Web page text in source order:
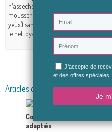
n'asseche pas et à une consistance
mousser tout le visage. Le soir il
yeux) sans se substituer à une eau
le nettoyage du visage. Le top dans
Articles du blog en relation
Comment connaître son
adaptés